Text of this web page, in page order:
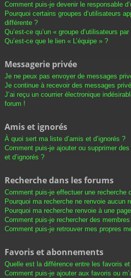
Comment puis-je devenir le responsable
Pourquoi certains groupes d’utilisateurs
différente ?
Qu’est-ce qu’un « groupe d’utilisateurs
Qu’est-ce que le lien « L’équipe » ?
Messagerie privée
Je ne peux pas envoyer de messages
Je continue à recevoir des messages
J’ai reçu un courrier électronique
forum !
Amis et ignorés
À quoi sert ma liste d’amis et d’ignorés ?
Comment puis-je ajouter ou supprimer
et d’ignorés ?
Recherche dans les forums
Comment puis-je effectuer une recherche
Pourquoi ma recherche ne renvoie aucun
Pourquoi ma recherche renvoie à une
Comment puis-je rechercher des
Comment puis-je retrouver mes propres
Favoris et abonnements
Quelle est la différence entre les favoris
Comment puis-je ajouter aux favoris ou